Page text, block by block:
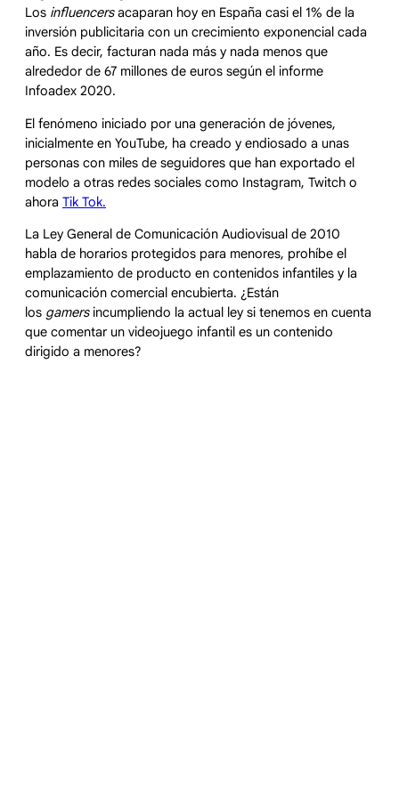
Los influencersacaparan hoy en España casi el 1% de la
inversión publicitaria con un crecimiento exponencial cada
año. Es decir, facturan nada más y nada menos que
alrededor de 67 millones de euros según el informe
Infoadex 2020.
El fenómeno iniciado por una generación de jóvenes,
inicialmente en YouTube, ha creado y endiosado a unas
personas con miles de seguidores que han exportado el
modelo a otras redes sociales como Instagram, Twitch o
ahora Tik Tok.
La Ley General de Comunicación Audiovisual de 2010
habla de horarios protegidos para menores, prohíbe el
emplazamiento de producto en contenidos infantiles y la
comunicación comercial encubierta. ¿Están
los gamersincumpliendo la actual ley si tenemos en cuenta
que comentar un videojuego infantil es un contenido
dirigido a menores?